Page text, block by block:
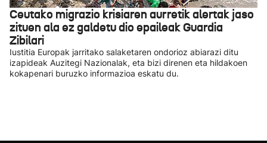
Ceutako migrazio krisiaren aurretik alertak jaso
zituen ala ez galdetu dio epaileak Guardia
Zibilari
Iustitia Europak jarritako salaketaren ondorioz abiarazi ditu
izapideak Auzitegi Nazionalak, eta bizi direnen eta hildakoen
kokapenari buruzko informazioa eskatu du.